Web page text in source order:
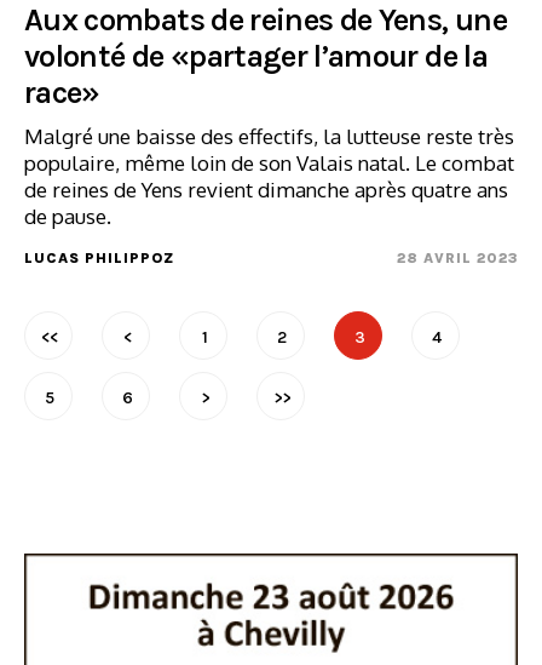
Aux combats de reines de Yens, une
volonté de «partager l’amour de la
race»
Malgré une baisse des effectifs, la lutteuse reste très
populaire, même loin de son Valais natal. Le combat
de reines de Yens revient dimanche après quatre ans
de pause.
LUCAS PHILIPPOZ 28 AVRIL 2023
<< < 1 2 3 4
5 6 > >>